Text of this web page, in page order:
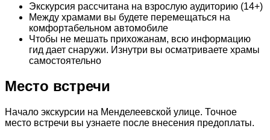
Экскурсия рассчитана на взрослую аудиторию (14+)
Между храмами вы будете перемещаться на
комфортабельном автомобиле
Чтобы не мешать прихожанам, всю информацию
гид дает снаружи. Изнутри вы осматриваете храмы
самостоятельно
Место встречи
Начало экскурсии на Менделеевской улице. Точное
место встречи вы узнаете после внесения предоплаты.